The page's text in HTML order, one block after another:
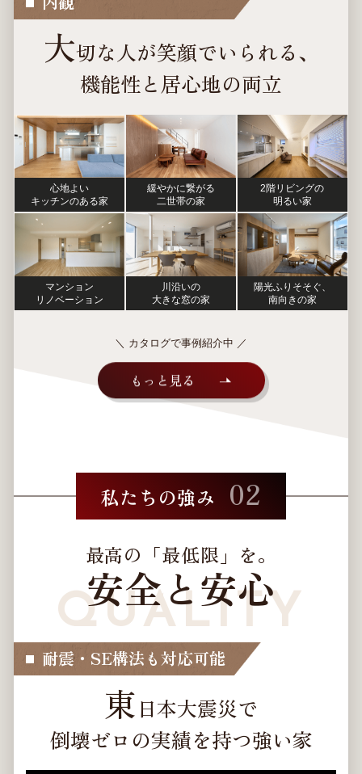
大切な人が笑顔でいられる、
機能性と居心地の両立
心地よい
キッチンのある家
緩やかに繋がる
二世帯の家
2階リビングの
明るい家
マンション
リノベーション
川沿いの
大きな窓の家
陽光ふりそそぐ、
南向きの家
＼ カタログで事例紹介中 ／
もっと見る
私たちの強み 02
最高の「最低限」を。
安全と安心
耐震・SE構法も対応可能
東日本大震災で
倒壊ゼロの実績を持つ強い家